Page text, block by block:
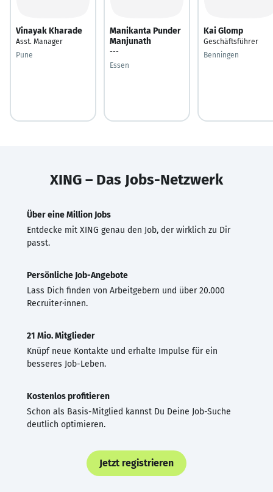
Vinayak Kharade
Asst. Manager
Pune
Manikanta Punder
Manjunath
---
Essen
Kai Glomp
Geschäftsführer
Benningen
XING – Das Jobs-Netzwerk
Über eine Million Jobs
Entdecke mit XING genau den Job, der wirklich zu Dir
passt.
Persönliche Job-Angebote
Lass Dich finden von Arbeitgebern und über 20.000
Recruiter·innen.
21 Mio. Mitglieder
Knüpf neue Kontakte und erhalte Impulse für ein
besseres Job-Leben.
Kostenlos profitieren
Schon als Basis-Mitglied kannst Du Deine Job-Suche
deutlich optimieren.
Jetzt registrieren